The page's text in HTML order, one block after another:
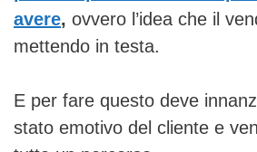
avere, ovvero l’idea che il
mettendo in testa.
E per fare questo deve
stato emotivo del cliente e